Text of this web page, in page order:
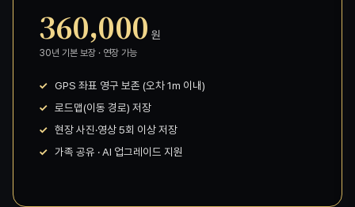
360,000 원
30년 기본 보장 · 연장 가능
GPS 좌표 영구 보존 (오차 1m 이내)
로드맵(이동 경로) 저장
현장 사진·영상 5회 이상 저장
가족 공유 · AI 업그레이드 지원